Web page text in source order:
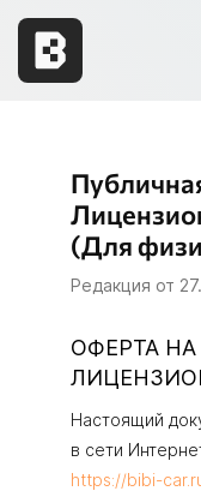
(Для
Редакция от
ОФЕРТА
Настоящий
в сети
https://bibi-